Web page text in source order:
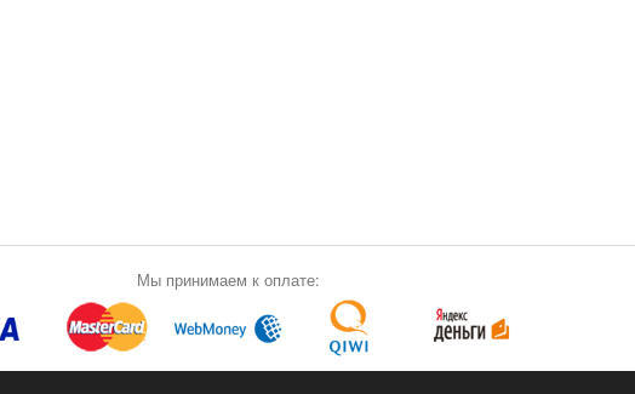
Мы принимаем к оплате: